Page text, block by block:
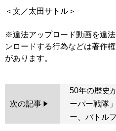
＜文／太田サトル＞
※違法アップロード動画を違
ンロードする行為などは著作
次の記事
50年の歴史
ーパー戦隊
ー、バトル